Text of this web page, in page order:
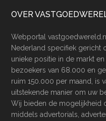
Footer
OVER
Webportal
Nederland specifiek gericht
unieke positie in de markt
bezoekers van 68.000 en
ruim 150.000 per maand, is
uitstekende manier om uw
Wij bieden de mogelijkheid
middels advertorials,